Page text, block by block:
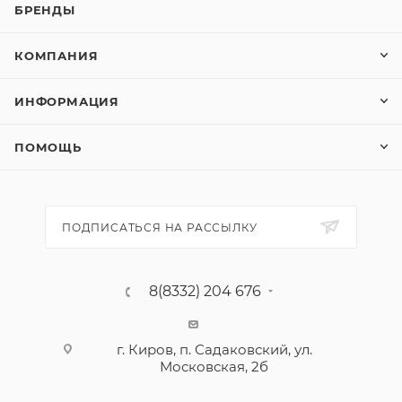
Длина излива, мм230
Высота излива, мм140
Подвид товара16.1 Смесители
БРЕНДЫ
КОМПАНИЯ
ИНФОРМАЦИЯ
ПОМОЩЬ
ПОДПИСАТЬСЯ НА РАССЫЛКУ
8(8332) 204 676
г. Киров, п. Садаковский, ул.
Московская, 2б